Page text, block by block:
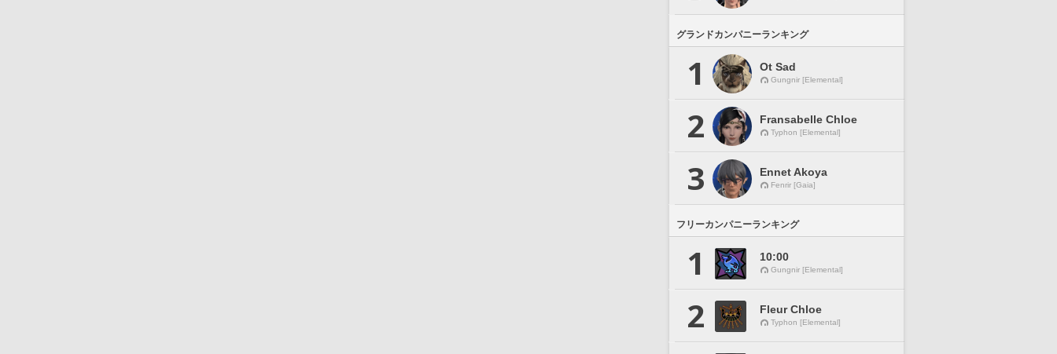
グランドカンパニーランキング
1 Ot Sad
Gungnir [Elemental]
2 Fransabelle Chloe
Typhon [Elemental]
3 Ennet Akoya
Fenrir [Gaia]
フリーカンパニーランキング
1 10:00
Gungnir [Elemental]
2 Fleur Chloe
Typhon [Elemental]